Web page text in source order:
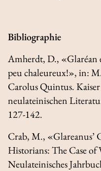
Bibliographie
Amherdt, D., «Glaréan
peu chaleureux!», in:
Carolus Quintus.
neulateinischen
127-142.
Crab, M., «Glareanus’
Historians: The Case
Neulateinisches